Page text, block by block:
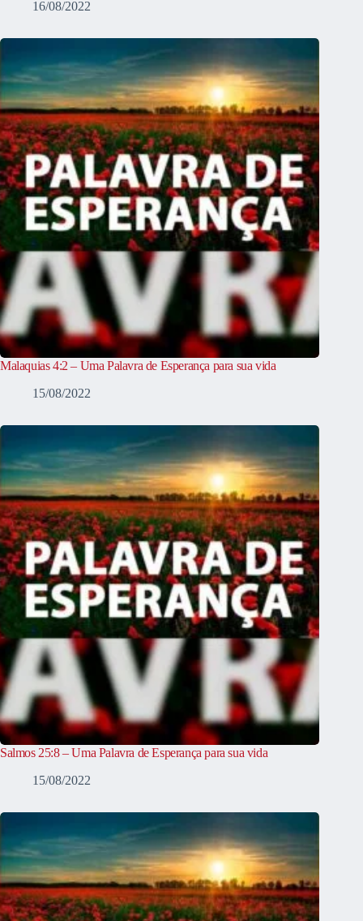
16/08/2022
Malaquias 4:2 – Uma Palavra de Esperança para sua vida
15/08/2022
Salmos 25:8 – Uma Palavra de Esperança para sua vida
15/08/2022